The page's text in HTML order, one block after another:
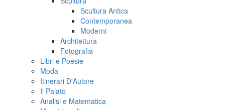
Scultura Antica
Contemporanea
Moderni
Architettura
Fotografia
Libri e Poesie
Moda
Itinerari D'Autore
Il Palato
Analisi e Matematica